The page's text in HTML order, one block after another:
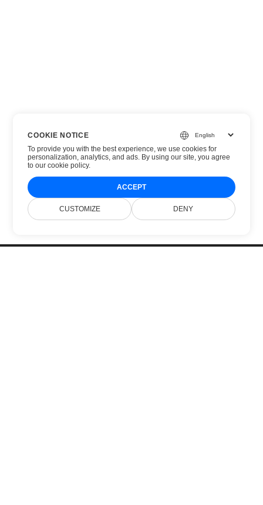
COOKIE NOTICE
To provide you with the best experience, we use cookies for
personalization, analytics, and ads. By using our site, you agree
toour cookie policy.
ACCEPT
CUSTOMIZE DENY